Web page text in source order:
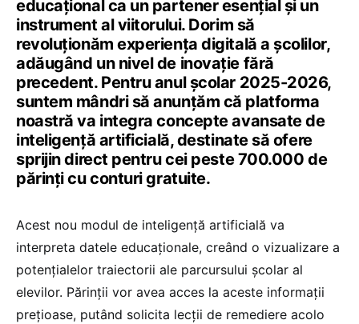
educațional ca un partener esențial și un
instrument al viitorului. Dorim să
revoluționăm experiența digitală a școlilor,
adăugând un nivel de inovație fără
precedent. Pentru anul școlar 2025-2026,
suntem mândri să anunțăm că platforma
noastră va integra concepte avansate de
inteligență artificială, destinate să ofere
sprijin direct pentru cei peste 700.000 de
părinți cu conturi gratuite.
Acest nou modul de inteligență artificială va
interpreta datele educaționale, creând o vizualizare a
potențialelor traiectorii ale parcursului școlar al
elevilor. Părinții vor avea acces la aceste informații
prețioase, putând solicita lecții de remediere acolo